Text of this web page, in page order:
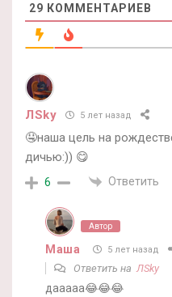
29 КОММЕНТАРИЕВ
ЛSky 5 лет назад
🤤наша цель на
дичью:)) 😋
6 Ответить
Автор
Маша 5 лет назад
Ответить на ЛSky
дааааа😂😂😂